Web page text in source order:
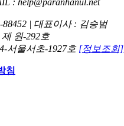
: help@paranhanul.net
| 대표이사 : 김승범
원-292호
서울서초-1927호 [정보조회]
침